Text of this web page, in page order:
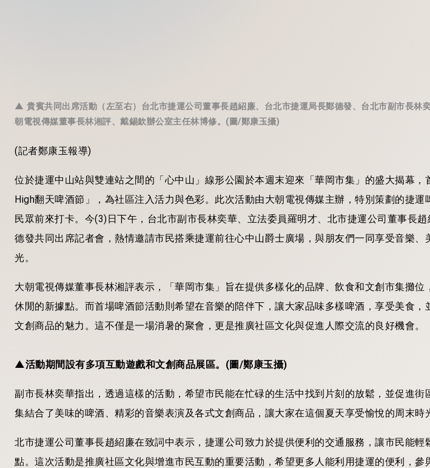
▲ 貴賓共同出席活動（左至右）台北市捷運公司董事長趙紹廉、台北市捷運局長鄭德發、台北市副市長林
朝電視傳媒董事長林湘評、戴錫欽辦公室主任林博修。(圖/鄭康玉攝)
(記者鄭康玉報導)
位於捷運中山站與雙連站之間的「心中山」線形公園於本週末迎來「華岡市集」的盛大揭幕，
High翻天啤酒節」，為社區注入活力與色彩。此次活動由大朝電視傳媒主辦，特別策劃的捷運
民眾前來打卡。今(3)日下午，台北市副市長林奕華、立法委員羅明才、北市捷運公司董事長
德發共同出席記者會，熱情邀請市民搭乘捷運前往心中山爵士廣場，與朋友們一同享受音樂、
光。
大朝電視傳媒董事長林湘評表示，「華岡市集」旨在提供多樣化的品牌、飲食和文創市集攤位
休閒的新據點。而首場啤酒節活動則希望在音樂的陪伴下，讓大家品味多樣啤酒，享受美食，
文創商品的魅力。這不僅是一場消暑的聚會，更是推廣社區文化與促進人際交流的良好機會。
▲活動期間設有多項互動遊戲和文創商品展區。(圖/鄭康玉攝)
副市長林奕華指出，透過這樣的活動，希望市民能在忙碌的生活中找到片刻的放鬆，並促進街
集結合了美味的啤酒、精彩的音樂表演及各式文創商品，讓大家在這個夏天享受愉悅的周末時
北市捷運公司董事長趙紹廉在致詞中表示，捷運公司致力於提供便利的交通服務，讓市民能輕
點。這次活動是推廣社區文化與增進市民互動的重要活動，希望更多人能利用捷運的便利，參